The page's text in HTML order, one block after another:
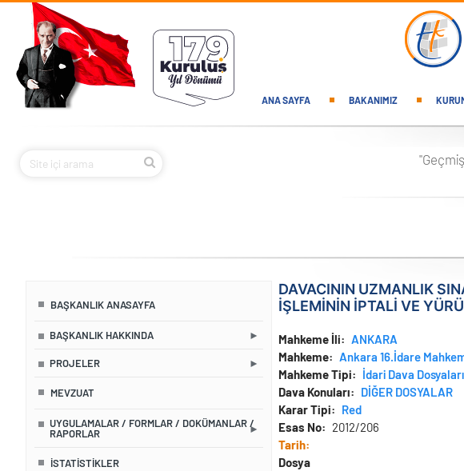
Ana içeriğe atla
Main navigation
ANA SAYFA BAKANIMIZ
BAŞKANLIK ANASAYFA
BAŞKANLIK HAKKINDA
PROJELER
MEVZUAT
UYGULAMALAR / FORMLAR / DOKÜMANLAR /
RAPORLAR
İSTATISTIKLER
DAVACININ UZMANLIK
İŞLEMİNİN İPTALİ VE
Mahkeme İli
ANKARA
Mahkeme
Ankara 16.İdare
Mahkeme Tipi
İdari Dava Dosyaları
Dava Konuları
DİĞER DOSYALAR
Karar Tipi
Red
Esas No
2012/206
Tarih
Dosya